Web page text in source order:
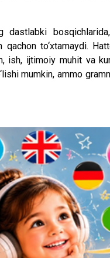
dastlabki
qachon to‘xtamaydi.
ish, ijtimoiy muhit va
mumkin, ammo